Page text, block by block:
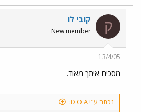
ק קובי לו
New member
13/4/05
מסכים איתך מאוד.
נכתב ע"י D O A: